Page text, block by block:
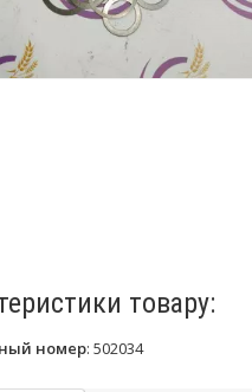
товару:
номер: 502034